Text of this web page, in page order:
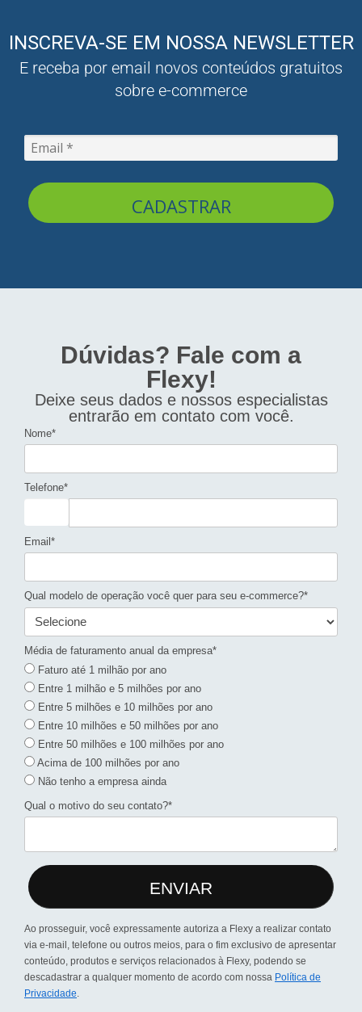
INSCREVA-SE EM NOSSA NEWSLETTER
E receba por email novos conteúdos gratuitos
sobre e-commerce
CADASTRAR
Dúvidas? Fale com a
Flexy!
Deixe seus dados e nossos especialistas
entrarão em contato com você.
Nome*
Telefone*
Email*
Qual modelo de operação você quer para seu e-commerce?*
Média de faturamento anual da empresa*
Faturo até 1 milhão por ano
Entre 1 milhão e 5 milhões por ano
Entre 5 milhões e 10 milhões por ano
Entre 10 milhões e 50 milhões por ano
Entre 50 milhões e 100 milhões por ano
Acima de 100 milhões por ano
Não tenho a empresa ainda
Qual o motivo do seu contato?*
ENVIAR
Ao prosseguir, você expressamente autoriza a Flexy a realizar contato
via e-mail, telefone ou outros meios, para o fim exclusivo de apresentar
conteúdo, produtos e serviços relacionados à Flexy, podendo se
descadastrar a qualquer momento de acordo com nossa Política de
Privacidade.